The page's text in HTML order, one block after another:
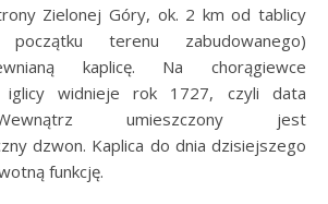
Zielonej Góry, ok. 2 km od tablicy
terenu zabudowanego)
kaplicę. Na chorągiewce
iglicy widnieje rok 1727, czyli data
umieszczony jest
dzwon. Kaplica do dnia dzisiejszego
funkcję.